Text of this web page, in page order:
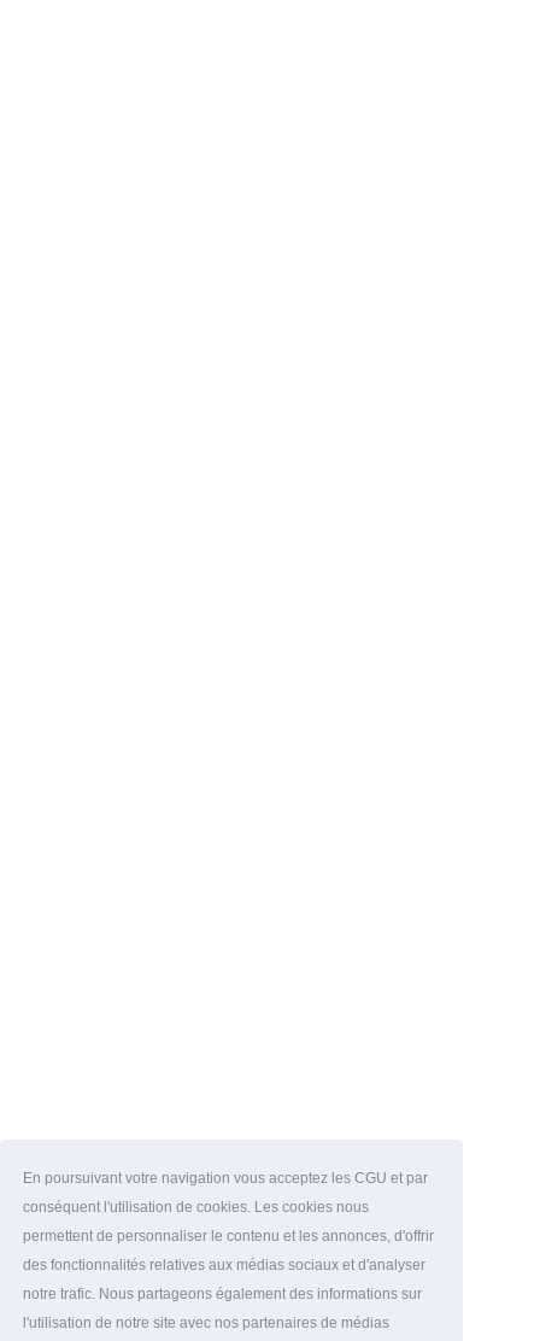
En poursuivant votre navigation vous acceptez les CGU et par
conséquent l'utilisation de cookies. Les cookies nous
permettent de personnaliser le contenu et les annonces, d'offrir
des fonctionnalités relatives aux médias sociaux et d'analyser
notre trafic. Nous partageons également des informations sur
l'utilisation de notre site avec nos partenaires de médias